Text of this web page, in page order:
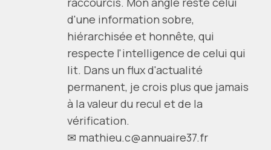
d'une information sobre,
hiérarchisée et honnête, qui
respecte l'intelligence de celui qui
lit. Dans un flux d'actualité
permanent, je crois plus que jamais
à la valeur du recul et de la
vérification.
✉ mathieu.c@annuaire37.fr